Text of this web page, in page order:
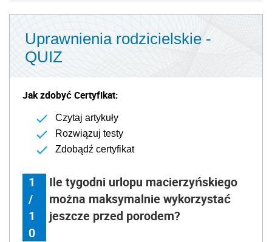
Uprawnienia rodzicielskie -
QUIZ
Jak zdobyć Certyfikat:
Czytaj artykuły
Rozwiązuj testy
Zdobądź certyfikat
1
/
1
0
Ile tygodni urlopu macierzyńskiego
można maksymalnie wykorzystać
jeszcze przed porodem?